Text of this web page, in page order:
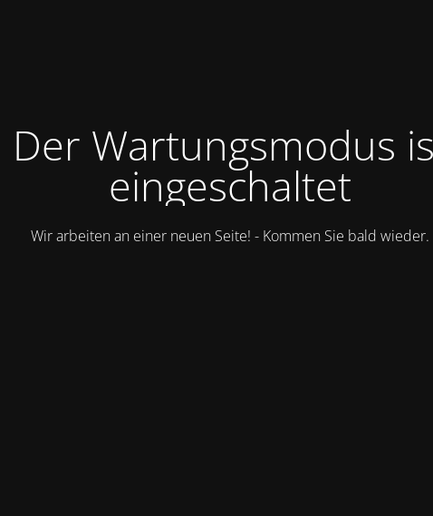
Der Wartungsmodus
eingeschaltet
Wir arbeiten an einer neuen Seite! - Kommen Sie bald wieder.